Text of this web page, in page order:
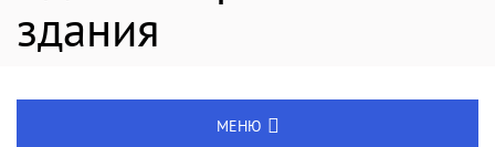
здания
МЕНЮ